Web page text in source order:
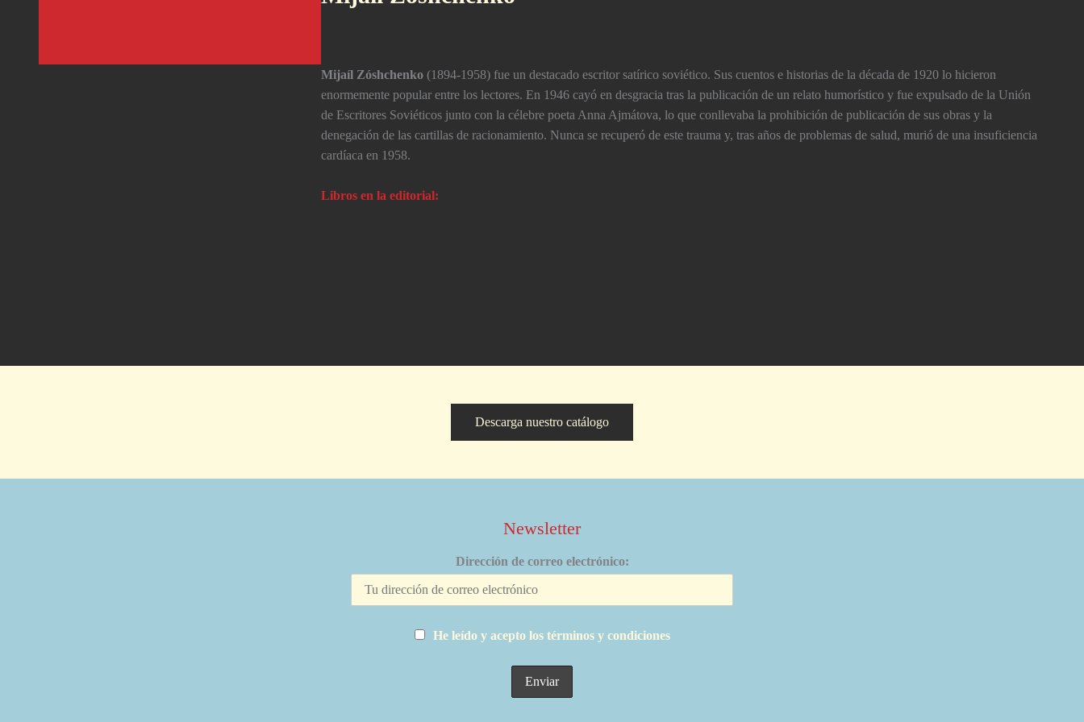
Mijaí­l Zóshchenko (1894-1958) fue un destacado escritor satí­rico soviético. Sus cuentos e historias de la década de 1920 lo hicieron
enormemente popular entre los lectores. En 1946 cayó en desgracia tras la publicación de un relato humorí­stico y fue expulsado de la Unión
de Escritores Soviéticos junto con la célebre poeta Anna Ajmátova, lo que conllevaba la prohibición de publicación de sus obras y la
denegación de las cartillas de racionamiento. Nunca se recuperó de este trauma y, tras años de problemas de salud, murió de una insuficiencia
cardí­aca en 1958.
Libros en la editorial:
Descarga nuestro catálogo
Newsletter
Dirección de correo electrónico:
He leído y acepto los términos y condiciones